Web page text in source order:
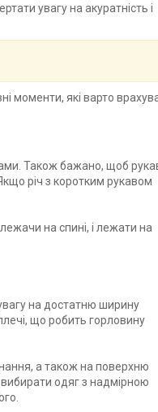
увагу на акуратність і
моменти, які варто
Також бажано, щоб
річ з коротким рукавом
на спині, і лежати на
на достатню ширину
що робить горловину
а також на поверхню
вибирати одяг з надмірною